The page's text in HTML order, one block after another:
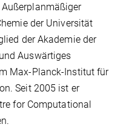
der Universität
der Akademie der
Auswärtiges
Max-Planck-Institut für
Seit 2005 ist er
for Computational